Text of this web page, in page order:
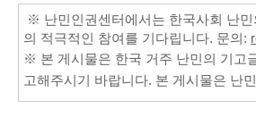
※ 난민인권센터에서는 한국사회 난
의 적극적인 참여를 기다립니다. 문의:
※ 본 게시물은 한국 거주 난민의 기고
고해주시기 바랍니다. 본 게시물은 난